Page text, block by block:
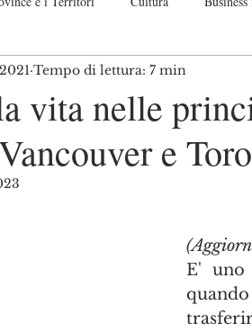
Guide passo per passo
vita nelle
e
Tempo di lettura: 7 min
su 5.
E' uno